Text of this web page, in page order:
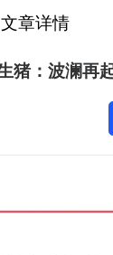
文章详情
猪：波澜再